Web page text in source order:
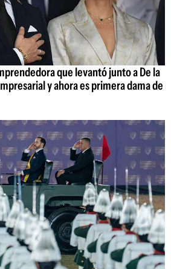
que levantó junto a De la
y ahora es primera dama de